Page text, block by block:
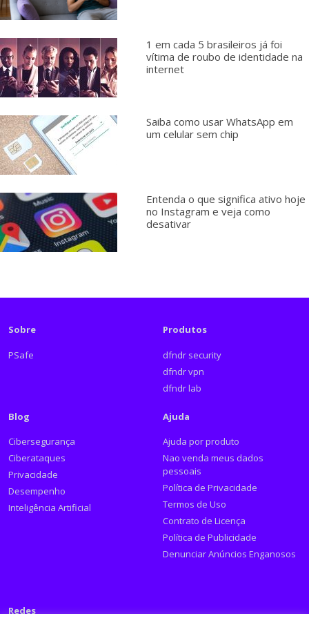
1 em cada 5 brasileiros já foi
vítima de roubo de identidade na
internet
Saiba como usar WhatsApp em
um celular sem chip
Entenda o que significa ativo hoje
no Instagram e veja como
desativar
Sobre
PSafe
Produtos
dfndr security
dfndr vpn
dfndr lab
Blog
Cibersegurança
Ciberataques
Privacidade
Desempenho
Inteligência Artificial
Ajuda
Ajuda por produto
Nao venda meus dados
pessoais
Política de Privacidade
Termos de Uso
Contrato de Licença
Política de Publicidade
Denunciar Anúncios Enganosos
Redes